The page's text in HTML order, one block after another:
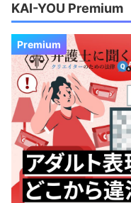
KAI-YOU Premium
Premium